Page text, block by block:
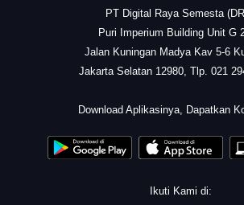
PT Digital Raya Semesta
Puri Imperium Building Unit G
Jalan Kuningan Madya Kav 5-6
Jakarta Selatan 12980, Tlp. 021
Download Aplikasinya, Dapatkan
Ikuti Kami di: